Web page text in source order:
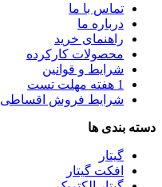
تماس با ما
درباره ما
راهنمای خرید
محصولات کارکرده
شرایط و قوانین
1 هفته مهلت تست
شرایط فروش اقساطی
دسته بندی ها
گیتار
افکت گیتار